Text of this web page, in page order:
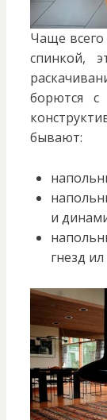
Чаще всего
спинкой,
борются с
бывают:
и
гнезд